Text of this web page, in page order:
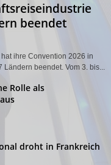
beendet
ihre Convention 2026 in
beendet. Vom 3. bis...
Rolle als
droht in Frankreich